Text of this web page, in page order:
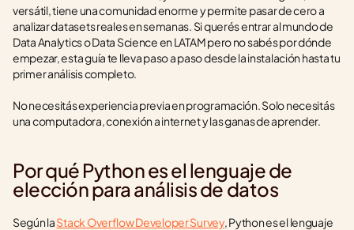
versátil, tiene una comunidad enorme y permite pasar de cero a
analizar datasets reales en semanas. Si querés entrar al mundo de
Data Analytics o Data Science en LATAM pero no sabés por dónde
empezar, esta guía te lleva paso a paso desde la instalación hasta tu
primer análisis completo.
No necesitás experiencia previa en programación. Solo necesitás
una computadora, conexión a internet y las ganas de aprender.
Por qué Python es el lenguaje de
elección para análisis de datos
Según la Stack Overflow Developer Survey, Python es el lenguaje